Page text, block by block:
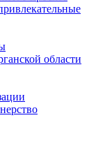
области